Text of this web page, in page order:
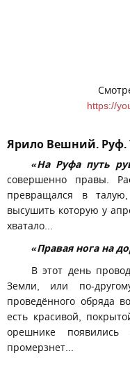
https://
Ярило Вешний. Руф.
«На Руфа путь
совершенно правы.
превращался в
высушить которую у
хватало...
«Правая нога на
В этот день
Земли, или по-
проведённого обряда
есть красивой,
орешнике
промерзнет...